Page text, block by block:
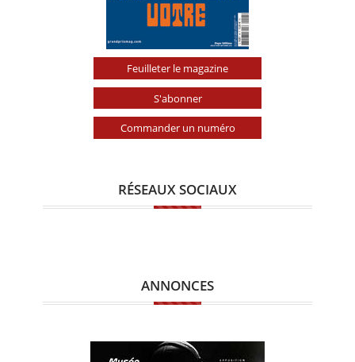
Feuilleter le magazine
S'abonner
Commander un numéro
RÉSEAUX SOCIAUX
ANNONCES